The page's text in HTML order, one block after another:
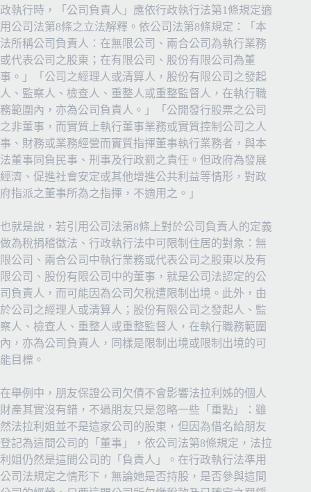
政執行時，「公司負責人」應依行政執行法第1條規定適
用公司法第8條之立法解釋。依公司法第8條規定：「本
法所稱公司負責人：在無限公司、兩合公司為執行業務
或代表公司之股東；在有限公司、股份有限公司為董
事。」「公司之經理人或清算人，股份有限公司之發起
人、監察人、檢查人、重整人或重整監督人，在執行職
務範圍內，亦為公司負責人。」「公開發行股票之公司
之非董事，而實質上執行董事業務或實質控制公司之人
事、財務或業務經營而實質指揮董事執行業務者，與本
法董事同負民事、刑事及行政罰之責任。但政府為發展
經濟、促進社會安定或其他增進公共利益等情形，對政
府指派之董事所為之指揮，不適用之。」
也就是說，若引用公司法第8條上對於公司負責人的定義
做為稅捐稽徵法、行政執行法中可限制住居的對象：無
限公司、兩合公司中執行業務或代表公司之股東以及有
限公司、股份有限公司中的董事，就是公司法認定的公
司負責人，而可能因為公司欠稅遭限制出境。此外，由
於公司之經理人或清算人；股份有限公司之發起人、監
察人、檢查人、重整人或重整監督人，在執行職務範圍
內，亦為公司負責人，同樣是限制出境或限制出境的可
能目標。
在舉例中，朋友保證公司欠債不會影響法拉利姊的個人
財產其實沒有錯，不過朋友只是忽略一些「重點」：雖
然法拉利姐並不是這家公司的股東，但因為借名給朋友
登記為這間公司的「董事」，依公司法第8條規定，法拉
利姐仍然是這間公司的「負責人」。在行政執行法準用
公司法規定之情形下，無論她是否持股，是否參與這間